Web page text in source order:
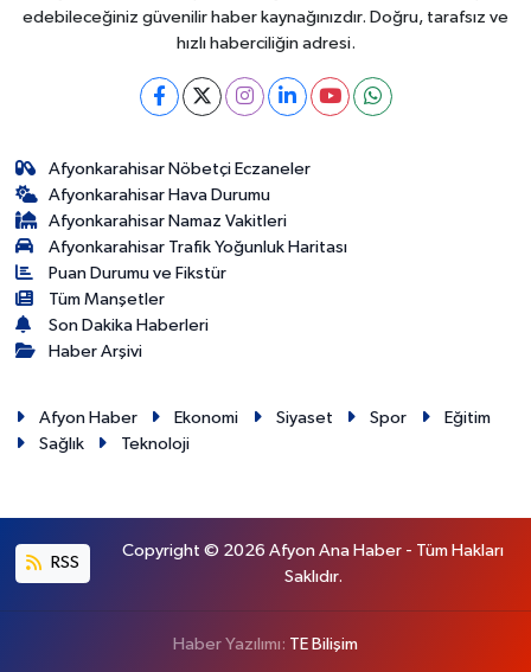
edebileceğiniz güvenilir haber kaynağınızdır. Doğru, tarafsız ve
hızlı haberciliğin adresi.
Afyonkarahisar Nöbetçi Eczaneler
Afyonkarahisar Hava Durumu
Afyonkarahisar Namaz Vakitleri
Afyonkarahisar Trafik Yoğunluk Haritası
Puan Durumu ve Fikstür
Tüm Manşetler
Son Dakika Haberleri
Haber Arşivi
Afyon Haber Ekonomi Siyaset Spor
Eğitim
Sağlık
Teknoloji
RSS
Copyright © 2026 Afyon Ana Haber - Tüm Hakları
Saklıdır.
Haber Yazılımı: TE Bilişim